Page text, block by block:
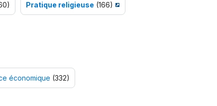
Pratique religieuse (166)
économique (332)